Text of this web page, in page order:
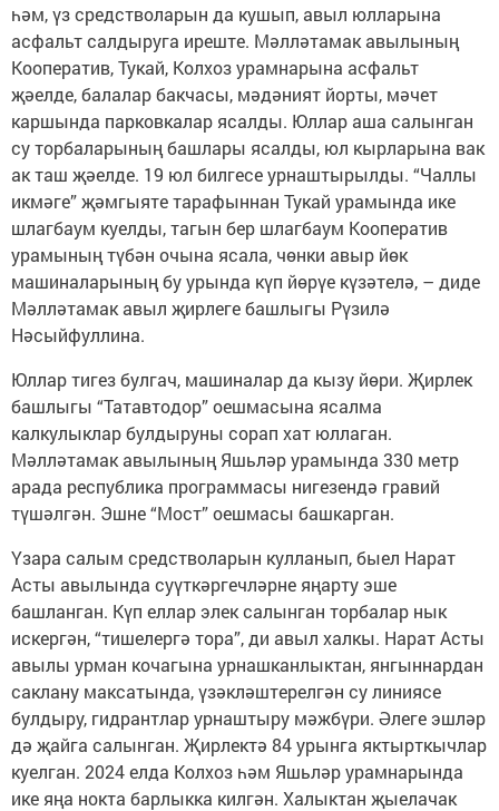
һәм, үз средстволарын да кушып, авыл юлларына
асфальт салдыруга иреште. Мәлләтамак авылының
Кооператив, Тукай, Колхоз урамнарына асфальт
җәелде, балалар бакчасы, мәдәният йорты, мәчет
каршында парковкалар ясалды. Юллар аша салынган
су торбаларының башлары ясалды, юл кырларына вак
ак таш җәелде. 19 юл билгесе урнаштырылды. “Чаллы
икмәге” җәмгыяте тарафыннан Тукай урамында ике
шлагбаум куелды, тагын бер шлагбаум Кооператив
урамының түбән очына ясала, чөнки авыр йөк
машиналарының бу урында күп йөрүе күзәтелә, – диде
Мәлләтамак авыл җирлеге башлыгы Рүзилә
Нәсыйфуллина.
Юллар тигез булгач, машиналар да кызу йөри. Җирлек
башлыгы “Татавтодор” оешмасына ясалма
калкулыклар булдыруны сорап хат юллаган.
Мәлләтамак авылының Яшьләр урамында 330 метр
арада республика программасы нигезендә гравий
түшәлгән. Эшне “Мост” оешмасы башкарган.
Үзара салым средстволарын кулланып, быел Нарат
Асты авылында суүткәргечләрне яңарту эше
башланган. Күп еллар элек салынган торбалар нык
искергән, “тишелергә тора”, ди авыл халкы. Нарат Асты
авылы урман кочагына урнашканлыктан, янгыннардан
саклану максатында, үзәкләштерелгән су линиясе
булдыру, гидрантлар урнаштыру мәжбүри. Әлеге эшләр
дә җайга салынган. Җирлектә 84 урынга яктырткычлар
куелган. 2024 елда Колхоз һәм Яшьләр урамнарында
ике яңа нокта барлыкка килгән. Халыктан җыелачак